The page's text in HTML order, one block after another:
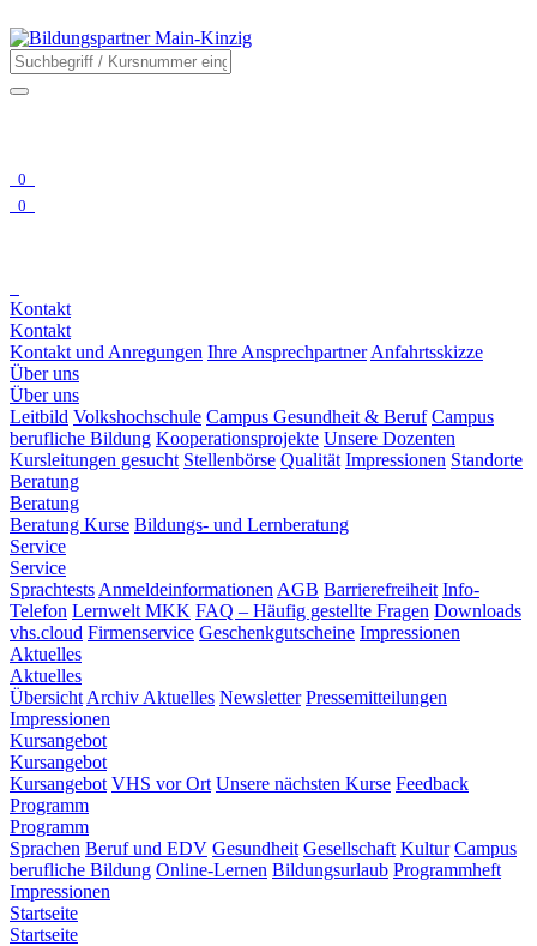
0
0
Kontakt
Kontakt
Kontakt und Anregungen Ihre Ansprechpartner Anfahrtsskizze
Über uns
Über uns
Leitbild Volkshochschule Campus Gesundheit & Beruf Campus
berufliche Bildung Kooperationsprojekte Unsere Dozenten
Kursleitungen gesucht Stellenbörse Qualität Impressionen Standorte
Beratung
Beratung
Beratung Kurse Bildungs- und Lernberatung
Service
Service
Sprachtests Anmeldeinformationen AGB Barrierefreiheit Info-
Telefon Lernwelt MKK FAQ – Häufig gestellte Fragen Downloads
vhs.cloud Firmenservice Geschenkgutscheine Impressionen
Aktuelles
Aktuelles
Übersicht Archiv Aktuelles Newsletter Pressemitteilungen
Impressionen
Kursangebot
Kursangebot
Kursangebot VHS vor Ort Unsere nächsten Kurse Feedback
Programm
Programm
Sprachen Beruf und EDV Gesundheit Gesellschaft Kultur Campus
berufliche Bildung Online-Lernen Bildungsurlaub Programmheft
Impressionen
Startseite
Startseite